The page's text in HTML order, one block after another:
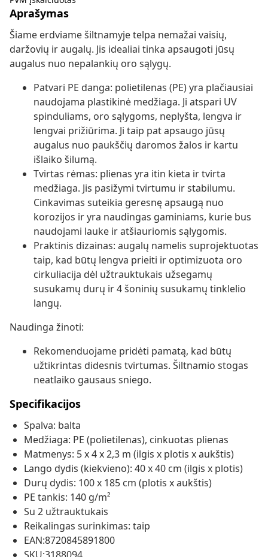
Aprašymas
Šiame erdviame šiltnamyje telpa nemažai vaisių,
daržovių ir augalų. Jis idealiai tinka apsaugoti jūsų
augalus nuo nepalankių oro sąlygų.
Patvari PE danga: polietilenas (PE) yra plačiausiai
naudojama plastikinė medžiaga. Ji atspari UV
spinduliams, oro sąlygoms, neplyšta, lengva ir
lengvai prižiūrima. Ji taip pat apsaugo jūsų
augalus nuo paukščių daromos žalos ir kartu
išlaiko šilumą.
Tvirtas rėmas: plienas yra itin kieta ir tvirta
medžiaga. Jis pasižymi tvirtumu ir stabilumu.
Cinkavimas suteikia geresnę apsaugą nuo
korozijos ir yra naudingas gaminiams, kurie bus
naudojami lauke ir atšiauriomis sąlygomis.
Praktinis dizainas: augalų namelis suprojektuotas
taip, kad būtų lengva prieiti ir optimizuota oro
cirkuliacija dėl užtrauktukais užsegamų
susukamų durų ir 4 šoninių susukamų tinklelio
langų.
Naudinga žinoti:
Rekomenduojame pridėti pamatą, kad būtų
užtikrintas didesnis tvirtumas. Šiltnamio stogas
neatlaiko gausaus sniego.
Specifikacijos
Spalva: balta
Medžiaga: PE (polietilenas), cinkuotas plienas
Matmenys: 5 x 4 x 2,3 m (ilgis x plotis x aukštis)
Lango dydis (kiekvieno): 40 x 40 cm (ilgis x plotis)
Durų dydis: 100 x 185 cm (plotis x aukštis)
PE tankis: 140 g/m²
Su 2 užtrauktukais
Reikalingas surinkimas: taip
EAN:8720845891800